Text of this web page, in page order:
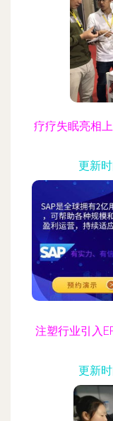
疗疗失眠亮相
更新
注塑行业引入
更新